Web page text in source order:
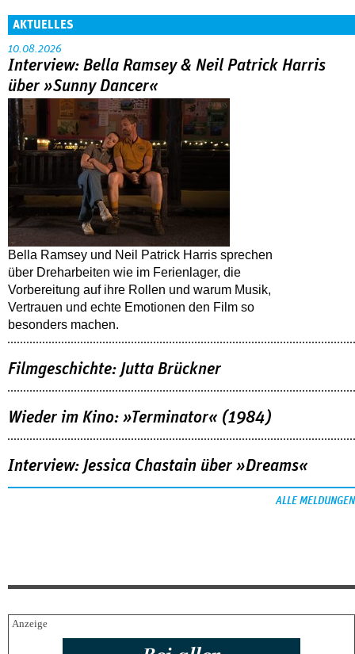
AKTUELLES
10.08.2026
Interview: Bella Ramsey & Neil Patrick Harris
über »Sunny Dancer«
Bella Ramsey und Neil Patrick Harris sprechen
über Dreharbeiten wie im Ferienlager, die
Vorbereitung auf ihre Rollen und warum Musik,
Vertrauen und echte Emotionen den Film so
besonders machen.
Filmgeschichte: Jutta Brückner
Wieder im Kino: »Terminator« (1984)
Interview: Jessica Chastain über »Dreams«
ALLE MELDUNGEN